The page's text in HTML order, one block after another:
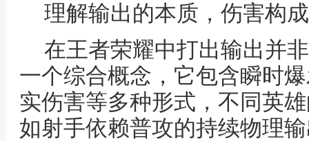
理解输出的本质，伤害构
在王者荣耀中打出输出并
一个综合概念，它包含瞬时
实伤害等多种形式，不同英
如射手依赖普攻的持续物理